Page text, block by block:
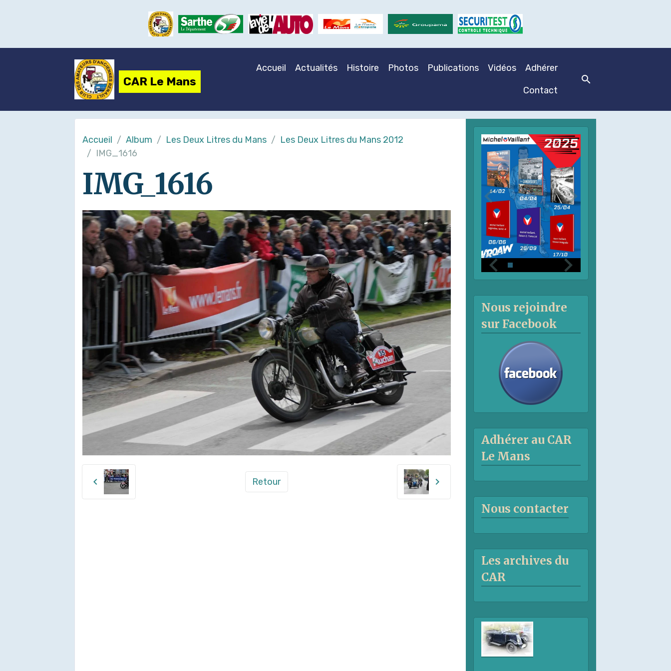
CAR Le Mans
Accueil Actualités Histoire Photos Publications Vidéos Adhérer
Contact
Accueil Album Les Deux Litres du Mans
Les Deux Litres du Mans 2012
IMG_1616
IMG_1616
Retour
Nous rejoindre
sur Facebook
Adhérer au CAR
Le Mans
Nous contacter
Les archives du
CAR